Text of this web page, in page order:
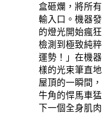
盒砸爛，將所
輸入口。機器
的燈光開始瘋
檢測到極致純
運勢！」在機
樣的光束筆直
屋頂的一瞬間
牛角的悍馬車
下一個全身肌